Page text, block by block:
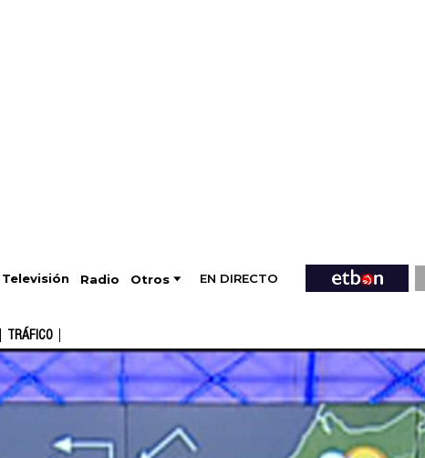
Televisión Radio Otros EN DIRECTO
TRÁFICO